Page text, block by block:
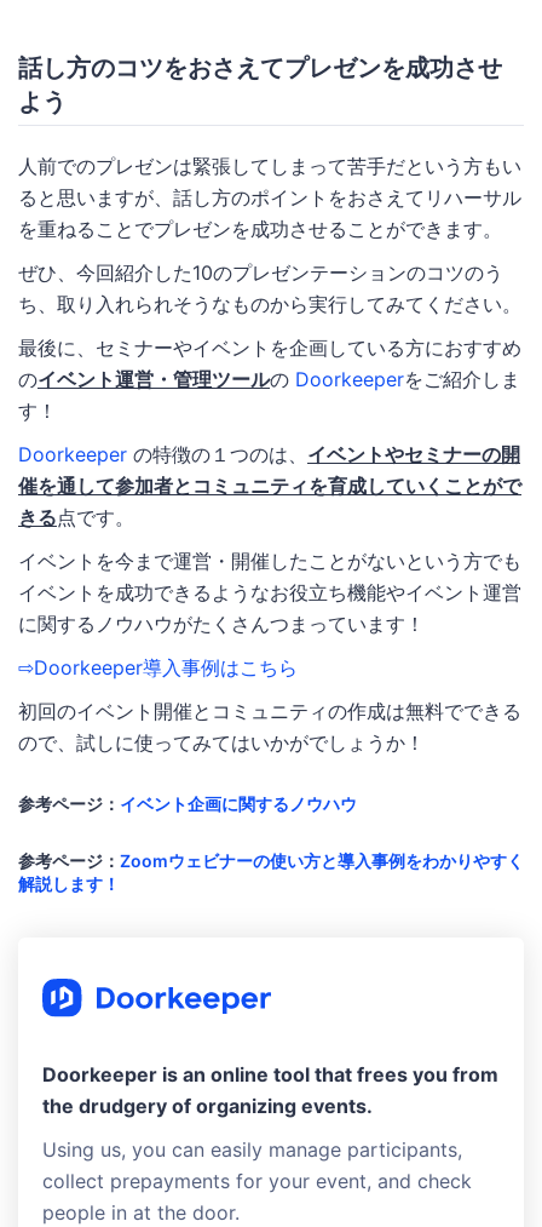
話し方のコツをおさえてプレゼンを成功させ
よう
人前でのプレゼンは緊張してしまって苦手だという方もい
ると思いますが、話し方のポイントをおさえてリハーサル
を重ねることでプレゼンを成功させることができます。
ぜひ、今回紹介した10のプレゼンテーションのコツのう
ち、取り入れられそうなものから実行してみてください。
最後に、セミナーやイベントを企画している方におすすめ
のイベント運営・管理ツールの Doorkeeperをご紹介しま
す！
Doorkeeper の特徴の１つのは、 イベントやセミナーの開
催を通して参加者とコミュニティを育成していくことがで
きる点です。
イベントを今まで運営・開催したことがないという方でも
イベントを成功できるようなお役立ち機能やイベント運営
に関するノウハウがたくさんつまっています！
⇨Doorkeeper導入事例はこちら
初回のイベント開催とコミュニティの作成は無料でできる
ので、試しに使ってみてはいかがでしょうか！
参考ページ： イベント企画に関するノウハウ
参考ページ： Zoomウェビナーの使い方と導入事例をわかりやすく
解説します！
Doorkeeper is an online tool that frees you from
the drudgery of organizing events.
Using us, you can easily manage participants,
collect prepayments for your event, and check
people in at the door.